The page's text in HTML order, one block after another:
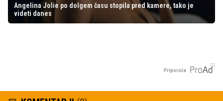
Angelina Jolie po dolgem času stopila pred kamere, tako je
videti danes
Priporoča